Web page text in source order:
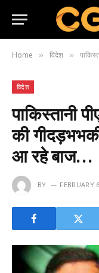
Home » विदेश »
विदेश
पाकिस्तानी
की
आ रहे बाज…
BY FEBRUARY